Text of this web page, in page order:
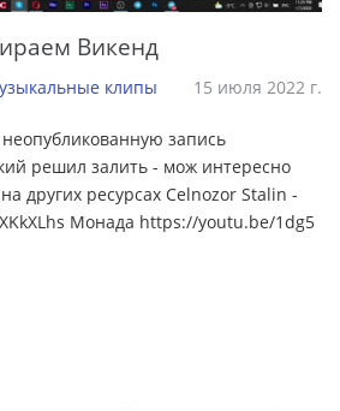
Викенд
клипы 15 июля 2022 г.
запись
решил залить - мож интересно
других ресурсах Celnozor Stalin -
Монада https://youtu.be/1dg5